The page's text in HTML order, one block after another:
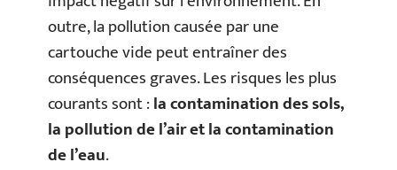
outre, la pollution causée par une
cartouche vide peut entraîner des
conséquences graves. Les risques les plus
courants sont :la contamination des sols,
la pollution de l’air et la contamination
de l’eau.